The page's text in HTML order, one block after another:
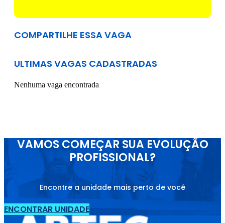
COMPARTILHE ESSA VAGA
ULTIMAS VAGAS CADASTRADAS
Nenhuma vaga encontrada
VAMOS COMEÇAR SUA EVOLUÇÃO
PROFISSIONAL?
Encontre a unidade mais perto de você
ENCONTRAR UNIDADE